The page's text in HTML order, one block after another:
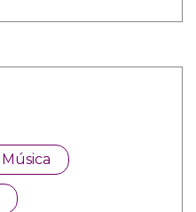
Música